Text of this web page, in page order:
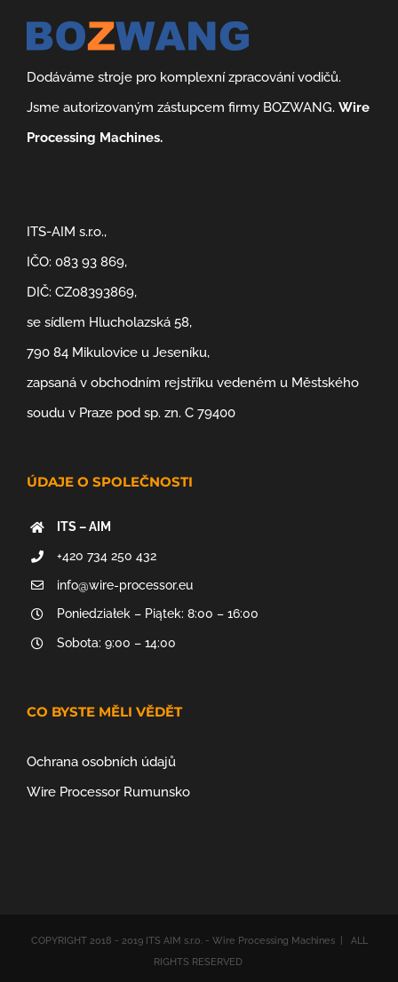
Dodáváme stroje pro komplexní zpracování vodičů.
Jsme autorizovaným zástupcem firmy BOZWANG. Wire
Processing Machines.
ITS-AIM s.r.o.,
IČO: 083 93 869,
DIČ: CZ08393869,
se sídlem Hlucholazská 58,
790 84 Mikulovice u Jeseníku,
zapsaná v obchodním rejstříku vedeném u Městského
soudu v Praze pod sp. zn. C 79400
ÚDAJE O SPOLEČNOSTI
ITS – AIM
+420 734 250 432
info@wire-processor.eu
Poniedziałek – Piątek: 8:00 – 16:00
Sobota: 9:00 – 14:00
CO BYSTE MĚLI VĚDĚT
Ochrana osobních údajů
Wire Processor Rumunsko
COPYRIGHT 2018 - 2019 ITS AIM s.r.o. - Wire Processing Machines | ALL
RIGHTS RESERVED